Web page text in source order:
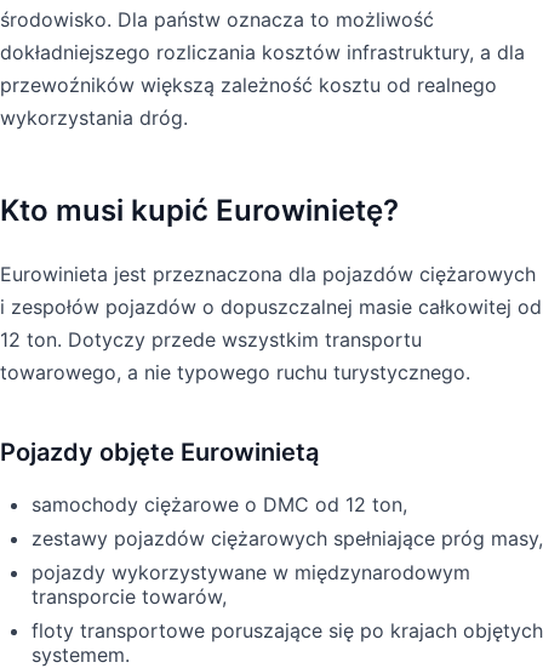
środowisko. Dla państw oznacza to możliwość
dokładniejszego rozliczania kosztów infrastruktury, a dla
przewoźników większą zależność kosztu od realnego
wykorzystania dróg.
Kto musi kupić Eurowinietę?
Eurowinieta jest przeznaczona dla pojazdów ciężarowych
i zespołów pojazdów o dopuszczalnej masie całkowitej od
12 ton. Dotyczy przede wszystkim transportu
towarowego, a nie typowego ruchu turystycznego.
Pojazdy objęte Eurowinietą
samochody ciężarowe o DMC od 12 ton,
zestawy pojazdów ciężarowych spełniające próg masy,
pojazdy wykorzystywane w międzynarodowym
transporcie towarów,
floty transportowe poruszające się po krajach objętych
systemem.